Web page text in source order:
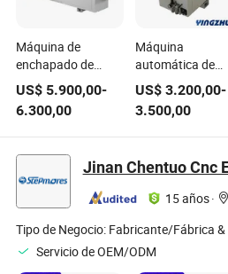
Máquina de
enchapado de
bordes para
tableros de madera
profesional
US$ 5.900,00-
6.300,00
Máquina
automática de
encolado de
de tiras de PVC
para productos de
madera para el
US$ 3.200,00-
3.500,00
Jinan Chentuo Cnc
15 años·
Tipo de Negocio: Fabricante/Fábrica
Servicio de OEM/ODM